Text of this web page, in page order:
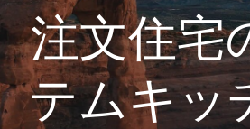
プ
注文住宅
テムキッ